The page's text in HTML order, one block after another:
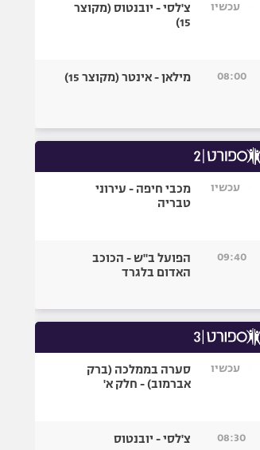
עכשיו
צ'לסי - יובנטוס (מקוצר
15)
08:00 מילאן - אינטר (מקוצר 15)
עכשיו
מכבי חיפה - עירוני
טבריה
09:40
הפועל ב"ש - הכוכב
האדום בלגרד
עכשיו
סערה בממלכה (ברק
אברמוב) - חלק א'
08:30 צ'לסי - יובנטוס